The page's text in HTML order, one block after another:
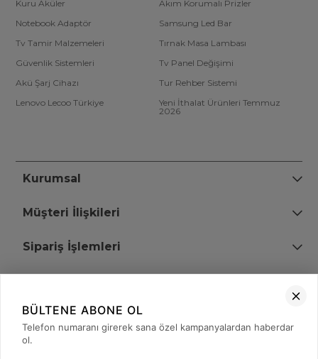
Kuru Aküler
Akım Korumalı Prizler
Notebook Adaptör
Samsung Led Bar
Tv Tamir Malzemeleri
Tırnak Masa Lambası
Güvenlik Sistemleri
Tv Panel Değişimi
Akü Şarj Cihazı
Tur Rehber Sistemi
Lenovo Lecoo Türkiye
Yeni İthalat Ürünleri Temmuz
2026
Kurumsal
Müşteri İlişkileri
Sipariş İşlemleri
+90 (850) 473 08 08
BÜLTENE ABONE OL
Telefon numaranı girerek sana özel kampanyalardan haberdar
ol.